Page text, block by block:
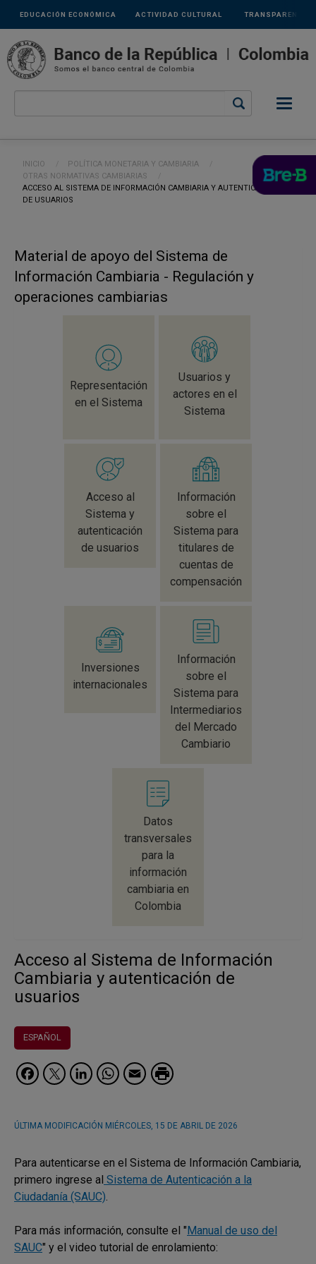
Pasar al contenido principal
Links
secundarios
ACTIVIDAD CULTURAL
EDUCACIÓN ECONÓMICA TRANSPARENCIA
Ruta de navegación
INICIO
POLÍTICA MONETARIA Y CAMBIARIA
OTRAS NORMATIVAS CAMBIARIAS
CURRENT:
ACCESO AL SISTEMA DE INFORMACIÓN CAMBIARIA Y AUTENTICACIÓN
DE USUARIOS
Material de apoyo del Sistema de
Información Cambiaria - Regulación y
operaciones cambiarias
Representación
en el Sistema
Usuarios y
actores en el
Sistema
Acceso al
Sistema y
autenticación
de usuarios
Información
sobre el
Sistema para
titulares de
cuentas de
compensación
Inversiones
internacionales
Información
sobre el
Sistema para
Intermediarios
del Mercado
Cambiario
Datos
transversales
para la
información
cambiaria en
Colombia
Acceso al Sistema de Información
Cambiaria y autenticación de
usuarios
ESPAÑOL
Facebook
Twitter
LinkedIn
WhatsApp
Email
ÚLTIMA MODIFICACIÓN MIÉRCOLES, 15 DE ABRIL DE 2026
Para autenticarse en el Sistema de Información Cambiaria,
primero ingrese al Sistema de Autenticación a la
Ciudadanía (SAUC).
Para más información, consulte el " Manual de uso del
SAUC" y el video tutorial de enrolamiento: